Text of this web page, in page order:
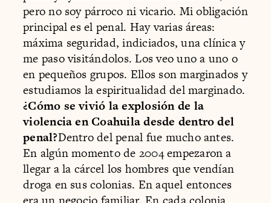
pero no soy párroco ni vicario. Mi obligación
principal es el penal. Hay varias áreas:
máxima seguridad, indiciados, una clínica y
me paso visitándolos. Los veo uno a uno o
en pequeños grupos. Ellos son marginados y
estudiamos la espiritualidad del marginado.
¿Cómo se vivió la explosión de la
violencia en Coahuila desde dentro del
penal?Dentro del penal fue mucho antes.
En algún momento de 2004 empezaron a
llegar a la cárcel los hombres que vendían
droga en sus colonias. En aquel entonces